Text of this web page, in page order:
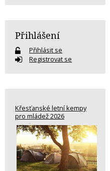
Přihlášení
Přihlásit se
Registrovat se
Křesťanské letní kempy
pro mládež 2026